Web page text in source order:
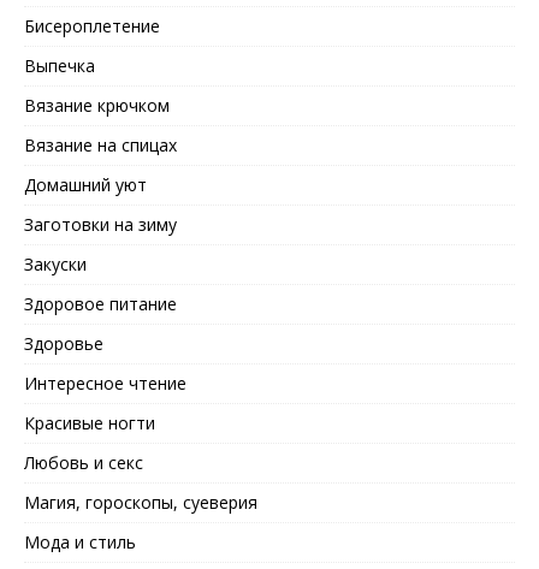
Бисероплетение
Выпечка
Вязание крючком
Вязание на спицах
Домашний уют
Заготовки на зиму
Закуски
Здоровое питание
Здоровье
Интересное чтение
Красивые ногти
Любовь и секс
Магия, гороскопы, суеверия
Мода и стиль